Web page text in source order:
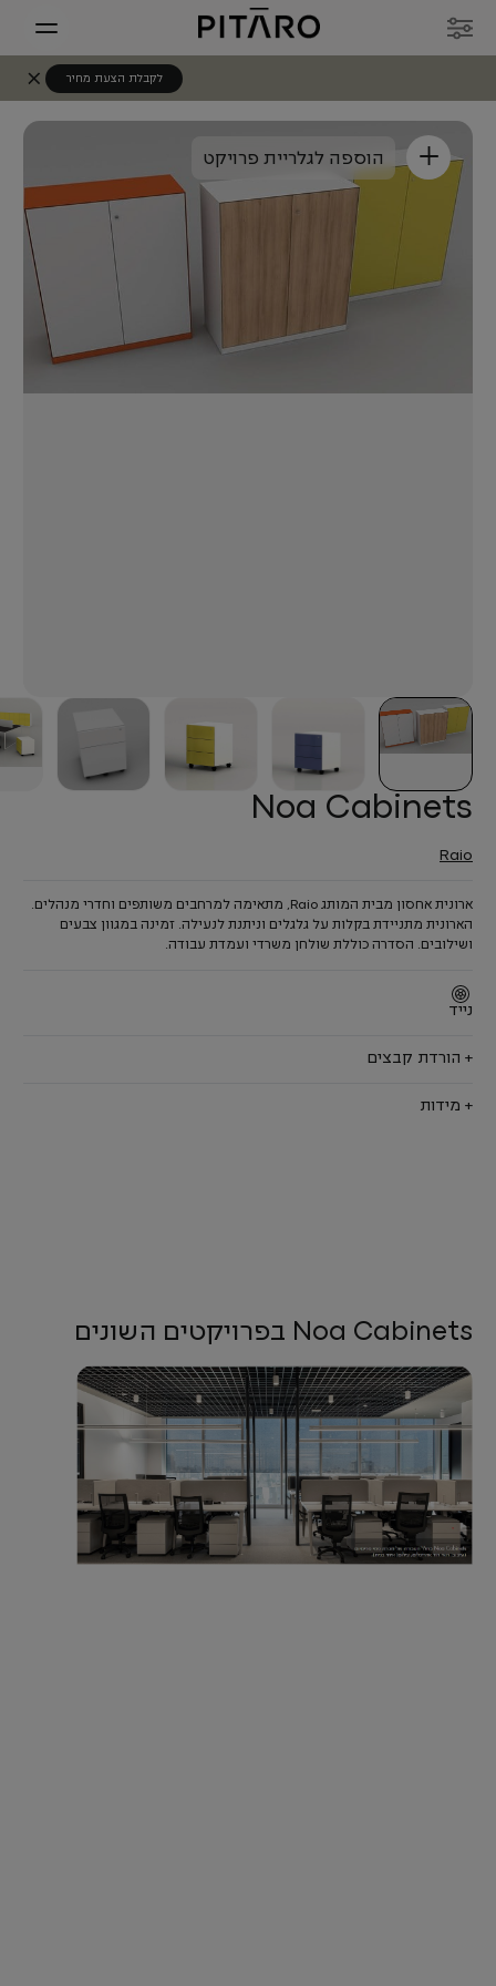
לקבלת הצעת מחיר
+ הוספה לגלריית פרויקט
Noa Cabinets
Raio
ארונית אחסון מבית המותג Raio, מתאימה למרחבים משותפים וחדרי מנהלים.
הארונית מתניידת בקלות על גלגלים וניתנת לנעילה. זמינה במגוון צבעים
ושילובים. הסדרה כוללת שולחן משרדי ועמדת עבודה.
נייד
+ הורדת קבצים
+ מידות
Noa Cabinets בפרויקטים השונים